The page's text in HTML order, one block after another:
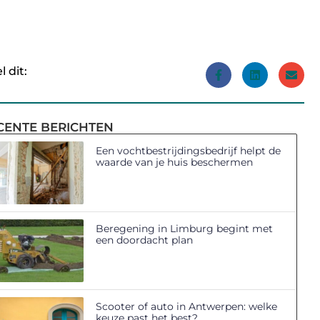
dit:
BERICHTEN
Een vochtbestrijdingsbedrijf helpt de
waarde van je huis beschermen
Beregening in Limburg begint met
een doordacht plan
Scooter of auto in Antwerpen: welke